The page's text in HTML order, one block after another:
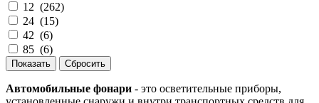
12 (262)
24 (15)
42 (6)
85 (6)
Автомобильные фонари - это осветительные приборы,